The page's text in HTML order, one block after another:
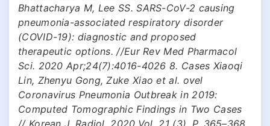
Bhattacharya M, Lee SS. SARS-CoV-2 causing
pneumonia-associated respiratory disorder
(COVID-19): diagnostic and proposed
therapeutic options. //Eur Rev Med Pharmacol
Sci. 2020 Apr;24(7):4016-4026 8. Cases Xiaoqi
Lin, Zhenyu Gong, Zuke Xiao et al. ovel
Coronavirus Pneumonia Outbreak in 2019:
Computed Tomographic Findings in Two Cases
// Korean J. Radiol. 2020.Vol. 21 (3). Р. 365–368.